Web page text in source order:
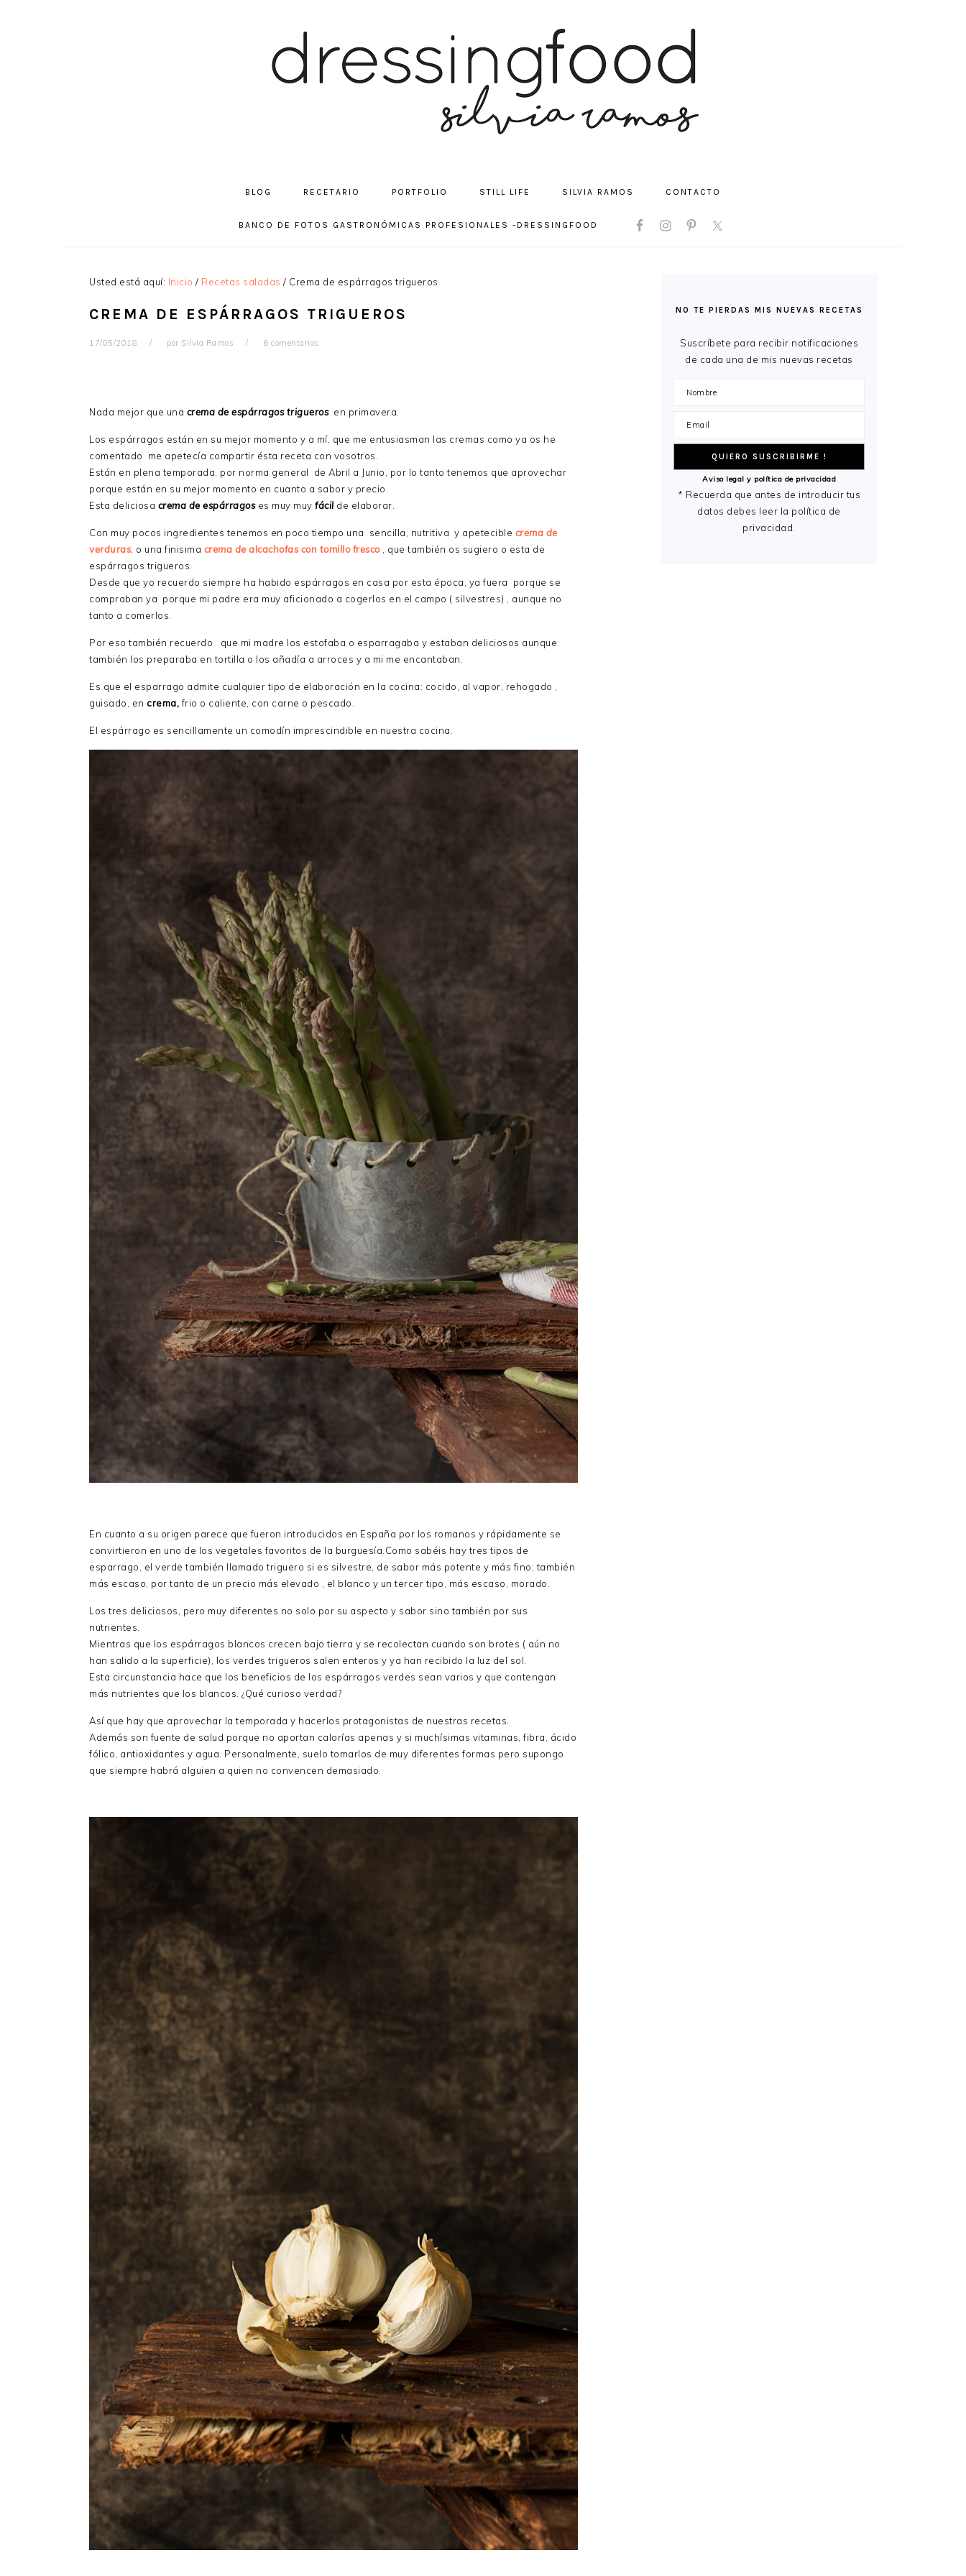
BLOG RECETARIO PORTFOLIO STILL LIFE SILVIA RAMOS CONTACTO
BANCO DE FOTOS GASTRONÓMICAS PROFESIONALES -DRESSINGFOOD
NAV
SOCIAL
Usted está aquí: Inicio / Recetas saladas / Crema de espárragos trigueros
CREMA DE ESPÁRRAGOS TRIGUEROS
17/05/2018 por Silvia Ramos 6 comentarios
Nada mejor que una crema de espárragos triguerosen primavera.
Los espárragos están en su mejor momento y a mí, que me entusiasman las cremas como ya os he
comentado me apetecía compartir ésta receta con vosotros.
Están en plena temporada, por norma general de Abril a Junio, por lo tanto tenemos que aprovechar
porque están en su mejor momento en cuanto a sabor y precio.
Esta deliciosa crema de espárragoses muy muy fácil de elaborar.
Con muy pocos ingredientes tenemos en poco tiempo una sencilla, nutritiva y apetecible crema de
verduras, o una finisima crema de alcachofas con tomillo fresco, que también os sugiero o esta de
espárragos trigueros.
Desde que yo recuerdo siempre ha habido espárragos en casa por esta época, ya fuera porque se
compraban ya porque mi padre era muy aficionado a cogerlos en el campo ( silvestres) , aunque no
tanto a comerlos.
Por eso también recuerdo que mi madre los estofaba o esparragaba y estaban deliciosos aunque
también los preparaba en tortilla o los añadía a arroces y a mi me encantaban.
Es que el esparrago admite cualquier tipo de elaboración en la cocina: cocido, al vapor, rehogado ,
guisado, en crema,frio o caliente, con carne o pescado.
El espárrago es sencillamente un comodín imprescindible en nuestra cocina.
En cuanto a su origen parece que fueron introducidos en España por los romanos y rápidamente se
convirtieron en uno de los vegetales favoritos de la burguesía.Como sabéis hay tres tipos de
esparrago, el verde también llamado triguero si es silvestre, de sabor más potente y más fino; también
más escaso, por tanto de un precio más elevado , el blanco y un tercer tipo, más escaso, morado.
Los tres deliciosos, pero muy diferentes no solo por su aspecto y sabor sino también por sus
nutrientes.
Mientras que los espárragos blancos crecen bajo tierra y se recolectan cuando son brotes ( aún no
han salido a la superficie), los verdes trigueros salen enteros y ya han recibido la luz del sol.
Esta circunstancia hace que los beneficios de los espárragos verdes sean varios y que contengan
más nutrientes que los blancos. ¿Qué curioso verdad?
Así que hay que aprovechar la temporada y hacerlos protagonistas de nuestras recetas.
Además son fuente de salud porque no aportan calorías apenas y si muchísimas vitaminas, fibra, ácido
fólico, antioxidantes y agua. Personalmente, suelo tomarlos de muy diferentes formas pero supongo
que siempre habrá alguien a quien no convencen demasiado.
PRINCIPAL
NO TE PIERDAS MIS NUEVAS RECETAS
Suscríbete para recibir notificaciones
de cada una de mis nuevas recetas
Aviso legal y política de privacidad
* Recuerda que antes de introducir tus
datos debes leer la política de
privacidad.